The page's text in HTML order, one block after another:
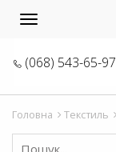
Toggle
(068) 543-65-97
Головна Текстиль